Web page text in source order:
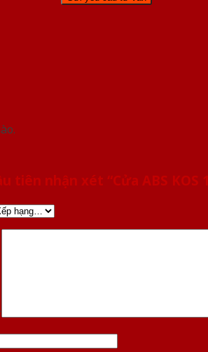
tiên nhận xét “Cửa ABS KOS